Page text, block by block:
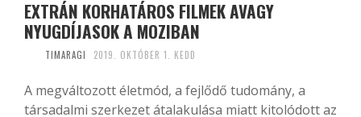
EXTRÁN KORHATÁROS FILMEK AVAGY
NYUGDÍJASOK A MOZIBAN
TIMARAGI 2019. OKTÓBER 1. KEDD
A megváltozott életmód, a fejlődő tudomány, a
társadalmi szerkezet átalakulása miatt kitolódott az